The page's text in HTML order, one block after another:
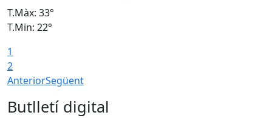
T.Màx: 33°
T.Min: 22°
1
2
AnteriorSegüent
Butlletí digital